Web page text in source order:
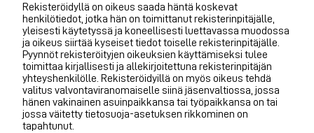
Rekisteröidyllä on oikeus saada häntä koskevat
henkilötiedot, jotka hän on toimittanut rekisterinpitäjälle,
yleisesti käytetyssä ja koneellisesti luettavassa muodossa
ja oikeus siirtää kyseiset tiedot toiselle rekisterinpitäjälle.
Pyynnöt rekisteröityjen oikeuksien käyttämiseksi tulee
toimittaa kirjallisesti ja allekirjoitettuna rekisterinpitäjän
yhteyshenkilölle. Rekisteröidyillä on myös oikeus tehdä
valitus valvontaviranomaiselle siinä jäsenvaltiossa, jossa
hänen vakinainen asuinpaikkansa tai työpaikkansa on tai
jossa väitetty tietosuoja-asetuksen rikkominen on
tapahtunut.